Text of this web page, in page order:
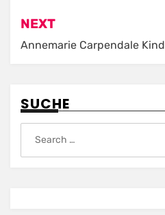
NEXT
Annemarie Carpendale Kind
SUCHE